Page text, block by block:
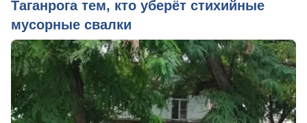
Таганрога тем, кто уберёт стихийные
мусорные свалки